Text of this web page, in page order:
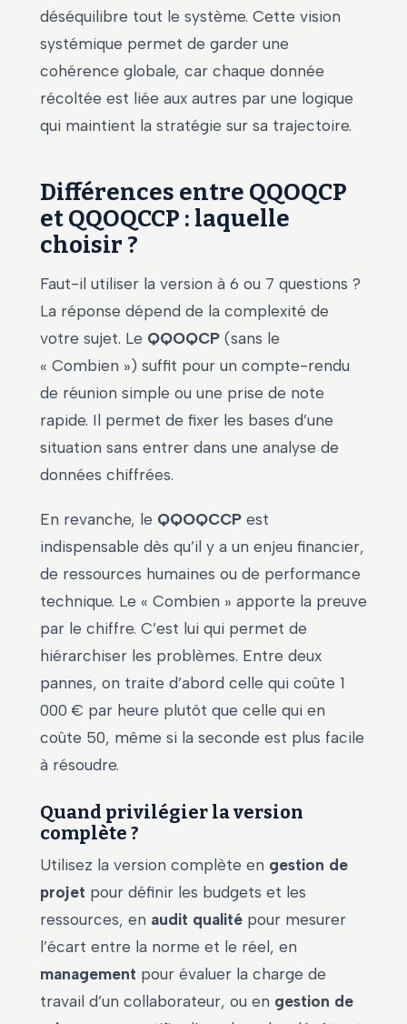
déséquilibre tout le système. Cette vision
systémique permet de garder une
cohérence globale, car chaque donnée
récoltée est liée aux autres par une logique
qui maintient la stratégie sur sa trajectoire.
Différences entre QQOQCP
et QQOQCCP : laquelle
choisir ?
Faut-il utiliser la version à 6 ou 7 questions ?
La réponse dépend de la complexité de
votre sujet. Le QQOQCP (sans le
« Combien ») suffit pour un compte-rendu
de réunion simple ou une prise de note
rapide. Il permet de fixer les bases d’une
situation sans entrer dans une analyse de
données chiffrées.
En revanche, le QQOQCCP est
indispensable dès qu’il y a un enjeu financier,
de ressources humaines ou de performance
technique. Le « Combien » apporte la preuve
par le chiffre. C’est lui qui permet de
hiérarchiser les problèmes. Entre deux
pannes, on traite d’abord celle qui coûte 1
000 € par heure plutôt que celle qui en
coûte 50, même si la seconde est plus facile
à résoudre.
Quand privilégier la version
complète ?
Utilisez la version complète en gestion de
projet pour définir les budgets et les
ressources, en audit qualité pour mesurer
l’écart entre la norme et le réel, en
management pour évaluer la charge de
travail d’un collaborateur, ou en gestion de